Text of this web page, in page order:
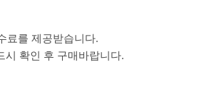
료를 제공받습니다.
시 확인 후 구매바랍니다.